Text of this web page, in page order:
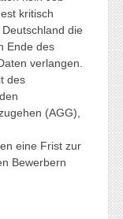
kritisch
die
Ende des
verlangen.
des
(AGG),
eine Frist zur
Bewerbern